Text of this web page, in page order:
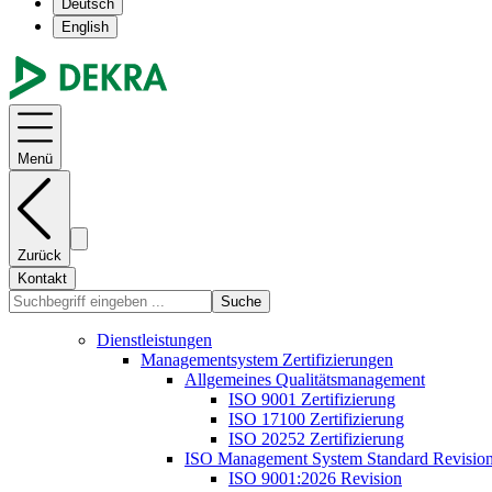
Deutsch
English
Menü
Zurück
Kontakt
Suche
Dienstleistungen
Managementsystem Zertifizierungen
Allgemeines Qualitätsmanagement
ISO 9001 Zertifizierung
ISO 17100 Zertifizierung
ISO 20252 Zertifizierung
ISO Management System Standard
ISO 9001:2026 Revision